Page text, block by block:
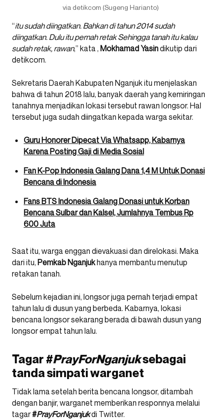
via detikcom (Sugeng Harianto)
“itu sudah diingatkan. Bahkan di tahun 2014 sudah
diingatkan. Dulu itu pernah retak Sehingga tanah itu kalau
sudah retak, rawan,” kata , Mokhamad Yasindikutip dari
detikcom.
Sekretaris Daerah Kabupaten Nganjuk itu menjelaskan
bahwa di tahun 2018 lalu, banyak daerah yang kemiringan
tanahnya menjadikan lokasi tersebut rawan longsor. Hal
tersebut juga sudah diingatkan kepada warga sekitar.
Guru Honorer Dipecat Via Whatsapp, Kabarnya
Karena Posting Gaji di Media Sosial
Fan K-Pop Indonesia Galang Dana 1,4 M Untuk Donasi
Bencana di Indonesia
Fans BTS Indonesia Galang Donasi untuk Korban
Bencana Sulbar dan Kalsel, Jumlahnya Tembus Rp
600 Juta
Saat itu, warga enggan dievakuasi dan direlokasi. Maka
dari itu, Pemkab Nganjukhanya membantu menutup
retakan tanah.
Sebelum kejadian ini, longsor juga pernah terjadi empat
tahun lalu di dusun yang berbeda. Kabarnya, lokasi
bencana longsor sekarang berada di bawah dusun yang
longsor empat tahun lalu.
Tagar #PrayForNganjuksebagai
tanda simpati warganet
Tidak lama setelah berita bencana longsor, ditambah
dengan banjir, warganet memberikan responnya melalui
tagar#PrayForNganjukdi Twitter.